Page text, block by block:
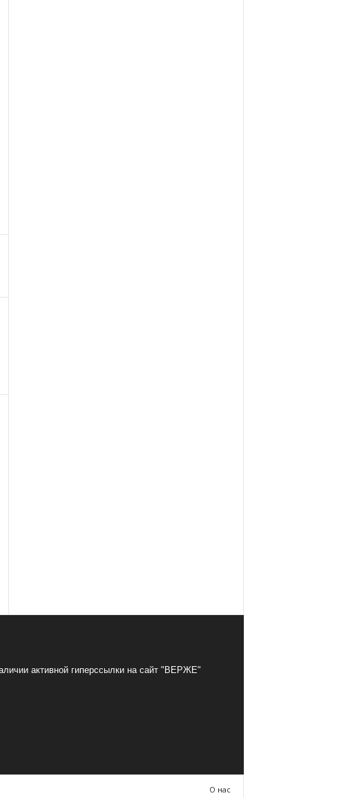
активной гиперссылки на сайт "ВЕРЖЕ"
О нас